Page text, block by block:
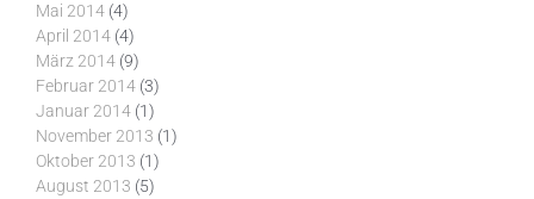
Mai 2014 (4)
April 2014 (4)
März 2014 (9)
Februar 2014 (3)
Januar 2014 (1)
November 2013 (1)
Oktober 2013 (1)
August 2013 (5)